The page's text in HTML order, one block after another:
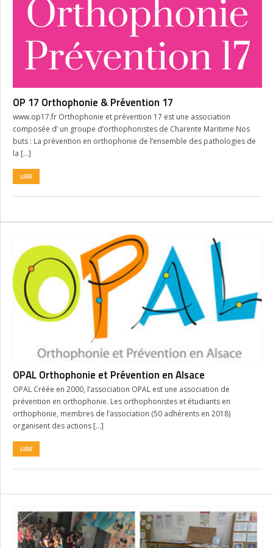
OP 17 Orthophonie & Prévention 17
www.op17.fr Orthophonie et prévention 17 est une association
composée d’ un groupe d’orthophonistes de Charente Maritime Nos
buts : La prévention en orthophonie de l’ensemble des pathologies de
la […]
LIRE
OPAL Orthophonie et Prévention en Alsace
OPAL Créée en 2000, l’association OPAL est une association de
prévention en orthophonie. Les orthophonistes et étudiants en
orthophonie, membres de l’association (50 adhérents en 2018)
organisent des actions […]
LIRE